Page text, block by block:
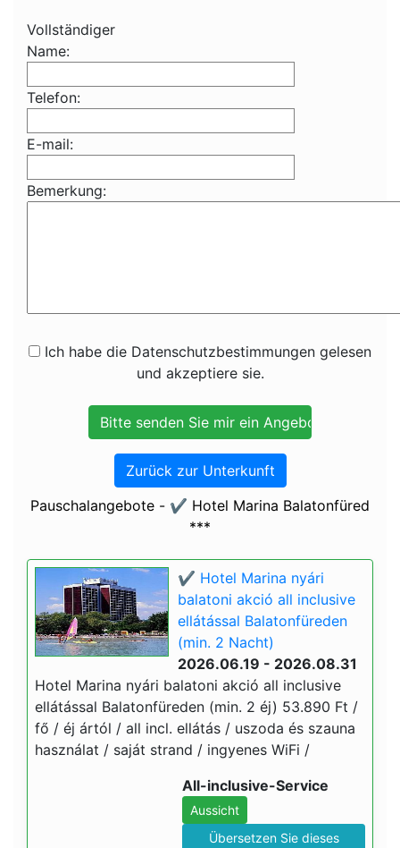
Vollständiger
Name:
Telefon:
E-mail:
Bemerkung:
Ich habe die Datenschutzbestimmungen gelesen
und akzeptiere sie.
Zurück zur Unterkunft
Pauschalangebote - ✔️ Hotel Marina Balatonfüred
***
✔️ Hotel Marina nyári
balatoni akció all inclusive
ellátással Balatonfüreden
(min. 2 Nacht)
2026.06.19 - 2026.08.31
Hotel Marina nyári balatoni akció all inclusive
ellátással Balatonfüreden (min. 2 éj) 53.890 Ft /
fő / éj ártól / all incl. ellátás / uszoda és szauna
használat / saját strand / ingyenes WiFi /
All-inclusive-Service
Aussicht
Übersetzen Sie dieses